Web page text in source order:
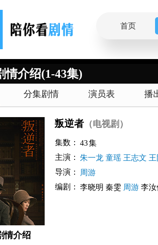
首页
情介绍(1-43集)
分集剧情 演员表 播
叛逆者 （电视剧）
集数： 43集
主演： 朱一龙 童瑶 王志文 王
导演：
周游
编剧： 李晓明 秦雯 周游 李汝
情介绍